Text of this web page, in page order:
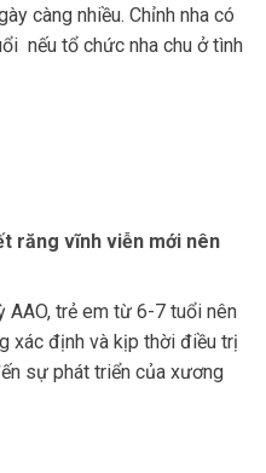
càng nhiều. Chỉnh nha có
nếu tổ chức nha chu ở tình
răng vĩnh viễn mới nên
AAO, trẻ em từ 6-7 tuổi nên
xác định và kịp thời điều trị
sự phát triển của xương